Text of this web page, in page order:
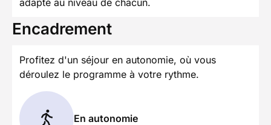
Encadrement
Profitez d'un séjour en autonomie, où vous
déroulez le programme à votre rythme.
En autonomie